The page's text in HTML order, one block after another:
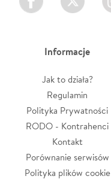
Informacje
Jak to działa?
Regulamin
Polityka Prywatności
RODO - Kontrahenci
Kontakt
Porównanie serwisów
Polityka plików cookie